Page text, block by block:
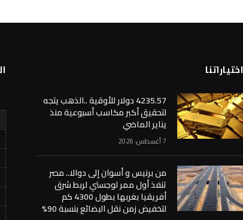
اختياراتنا
4235.57 دولار للأوقية ..الذهب يتجه
لتحقيق أكبر مكاسب أسبوعية منذ
يناير الماضي
7 أغسطس، 2026
من برنيس و أسوان إلى دوالا.. مصر
تنفذ أول ممر لوجستي لربط شرق
أفريقيا بغربها بطول 4300 كم
لتخفيض زمن نقل البضائع بنسبة 90%